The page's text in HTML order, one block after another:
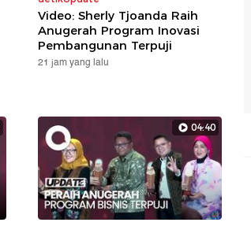
Video: Sherly Tjoanda Raih
Anugerah Program Inovasi
Pembangunan Terpuji
21 jam yang lalu
04:40